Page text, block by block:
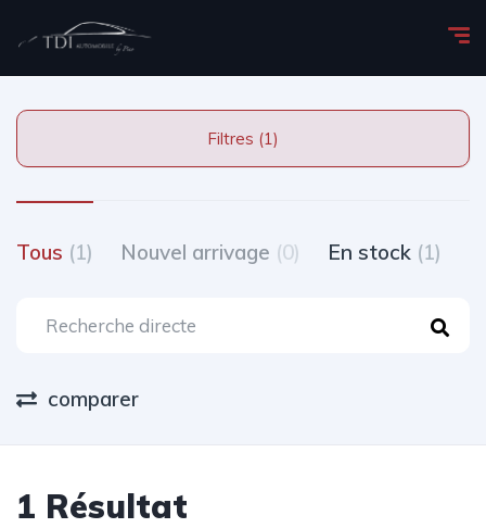
Filtres (1)
Tous (1) Nouvel arrivage (0) En stock (1)
comparer
1 Résultat